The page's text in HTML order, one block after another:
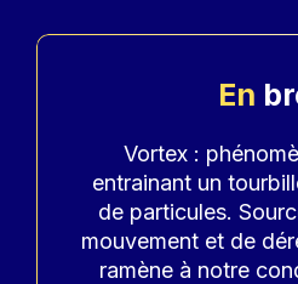
En
Accroche
Vortex :
entrainant un
de particules.
mouvement et de
ramène à notre